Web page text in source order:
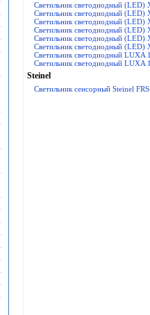
Светильник светодиодный (LED)
Светильник светодиодный (LED)
Светильник светодиодный (LED)
Светильник светодиодный (LED)
Светильник светодиодный (LED)
Светильник светодиодный (LED)
Светильник светодиодный LUXA
Светильник светодиодный LUXA
Steinel
Светильник сенсорный Steinel